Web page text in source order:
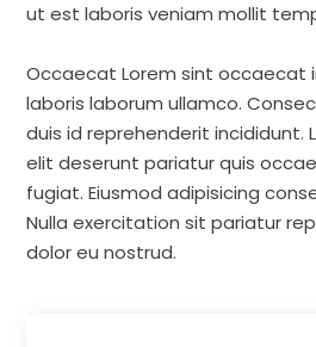
ut est laboris veniam mollit
Occaecat Lorem sint occaecat
laboris laborum ullamco.
duis id reprehenderit incididunt.
elit deserunt pariatur quis
fugiat. Eiusmod adipisicing
Nulla exercitation sit pariatur
dolor eu nostrud.